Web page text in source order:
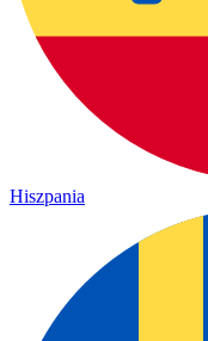
Hiszpania